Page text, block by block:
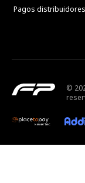
Pagos distribuidores
©